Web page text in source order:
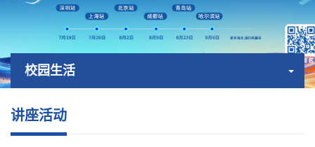
校园生活
讲座活动